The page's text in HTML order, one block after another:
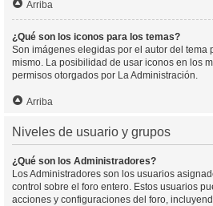
Arriba
¿Qué son los iconos para los temas?
Son imágenes elegidas por el autor del tema
mismo. La posibilidad de usar iconos en los
permisos otorgados por La Administración.
Arriba
Niveles de usuario y grupos
¿Qué son los Administradores?
Los Administradores son los usuarios
control sobre el foro entero. Estos usuarios
acciones y configuraciones del foro,